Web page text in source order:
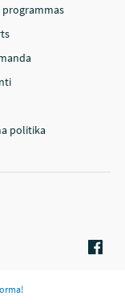
programmas
politika